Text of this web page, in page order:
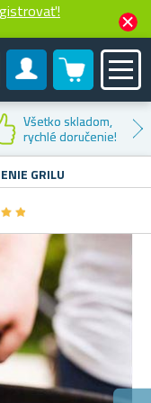
účet
0 produktů
Zľava na
prvý nákup
GRILU
★★
★★